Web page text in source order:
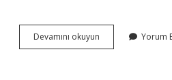
Devamını okuyun
Sert
Yorum